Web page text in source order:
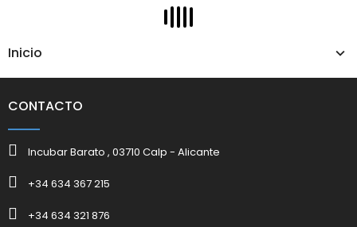
Inicio
CONTACTO
Incubar Barato , 03710 Calp - Alicante
+34 634 367 215
+34 634 321 876